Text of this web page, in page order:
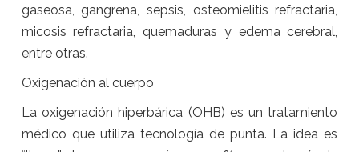
gaseosa, gangrena, sepsis, osteomielitis refractaria,
micosis refractaria, quemaduras y edema cerebral,
entre otras.
Oxigenación al cuerpo
La oxigenación hiperbárica (OHB) es un tratamiento
médico que utiliza tecnología de punta. La idea es